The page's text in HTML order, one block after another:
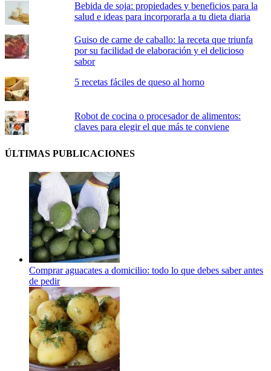
Bebida de soja: propiedades y beneficios para la
salud e ideas para incorporarla a tu dieta diaria
Guiso de carne de caballo: la receta que triunfa
por su facilidad de elaboración y el delicioso
sabor
5 recetas fáciles de queso al horno
Robot de cocina o procesador de alimentos:
claves para elegir el que más te conviene
ÚLTIMAS PUBLICACIONES
Comprar aguacates a domicilio: todo lo que debes saber antes
de pedir